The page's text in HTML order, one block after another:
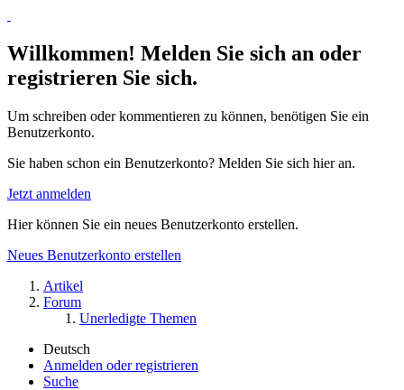
Willkommen! Melden Sie sich an oder
registrieren Sie sich.
Um schreiben oder kommentieren zu können, benötigen Sie ein
Benutzerkonto.
Sie haben schon ein Benutzerkonto? Melden Sie sich hier an.
Jetzt anmelden
Hier können Sie ein neues Benutzerkonto erstellen.
Neues Benutzerkonto erstellen
Artikel
Forum
Unerledigte Themen
Deutsch
Anmelden oder registrieren
Suche